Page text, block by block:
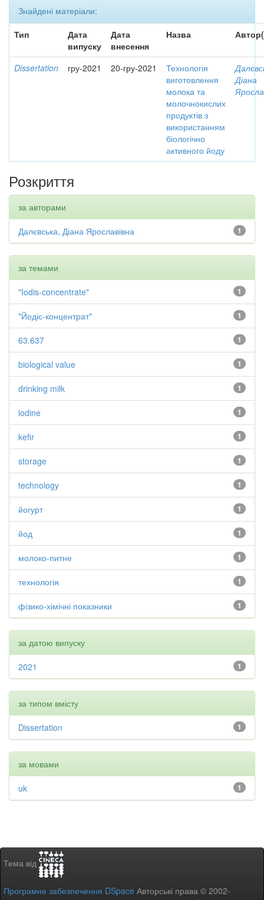
Знайдені матеріали:
Тип
Дата
випуску
Дата
внесення
Назва
Dissertation гру-2021 20-гру-2021
Технологія
виготовлення
молока та
молочнокислих
продуктів з
використанням
біологічно
активного йоду
Діана
Розкриття
за авторами
1
Далєвська, Діана Ярославівна
за темами
1
"Iodis-concentrate"
1
"Йодіс-концентрат"
1
63.637
1
biological value
1
drinking milk
1
iodine
1
kefir
1
storage
1
technology
1
йогурт
1
йод
1
молоко-питне
1
технологія
1
фізико-хімічні показники
за датою випуску
1
2021
за типом вмісту
1
Dissertation
за мовами
1
uk
Тема від
Програмне забезпечення DSpace Авторські права © 2002-